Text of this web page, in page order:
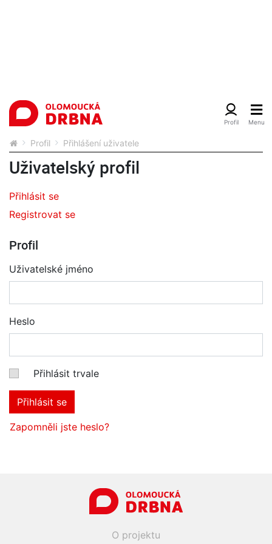
Profil Přihlášení uživatele
Uživatelský profil
Přihlásit se
Registrovat se
Profil
Uživatelské jméno
Heslo
Přihlásit trvale
Přihlásit se
Zapomněli jste heslo?
O projektu